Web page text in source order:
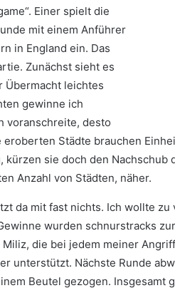
Einer spielt die
mit einem Anführer
in England ein. Das
Zunächst sieht es
Übermacht leichtes
gewinne ich
voranschreite, desto
Städte brauchen
kürzen sie doch den Nachschub
Anzahl von Städten, näher.
da mit fast nichts. Ich wollte
wurden schnurstracks
die bei jedem meiner
unterstützt. Nächste Runde
Beutel gezogen. Insgesamt